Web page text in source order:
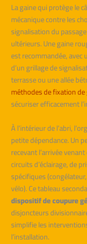
La gaine qui protège le
mécanique contre les
signalisation du
ultérieurs. Une gaine
est recommandée,
d’un grillage de
terrasse ou une allée
méthodes de fixation
sécuriser efficacement
À l’intérieur de l’abri,
petite dépendance. Un
recevant l’arrivée
circuits d’éclairage, de
spécifiques
vélo). Ce tableau
dispositif de coupure
disjoncteurs
simplifie les
l’installation.